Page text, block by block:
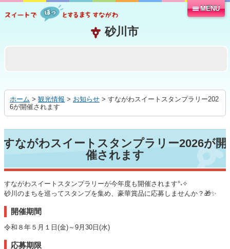
る
MENU
ホーム > 観光情報 > お知らせ > すながわスイートスタンプラリー202
6が開催されます
すながわスイートスタンプラリー2026が開
催されます
すながわスイートスタンプラリーが今年度も開催されます°˖✧
砂川のまちを巡ってスタンプを集め、豪華賞品に応募しませんか？🎁✨
開催期間
令和８年５月１日(金)～9月30日(水)
応募期限